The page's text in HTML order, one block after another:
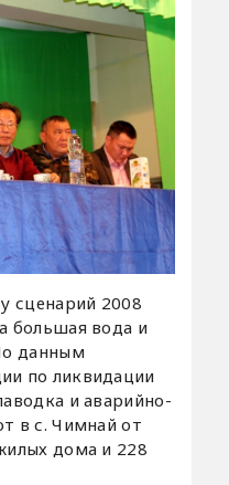
сценарий 2008
большая вода и
данным
по ликвидации
и аварийно-
в с. Чимнай от
дома и 228